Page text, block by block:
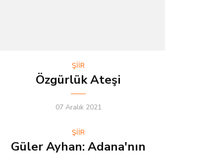
ŞİİR
Özgürlük Ateşi
07 Aralık 2021
ŞİİR
Güler Ayhan: Adana'nın